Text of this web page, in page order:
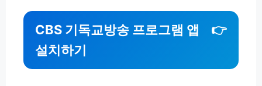
CBS 기독교방송 프로그램 앱
설치하기
👉